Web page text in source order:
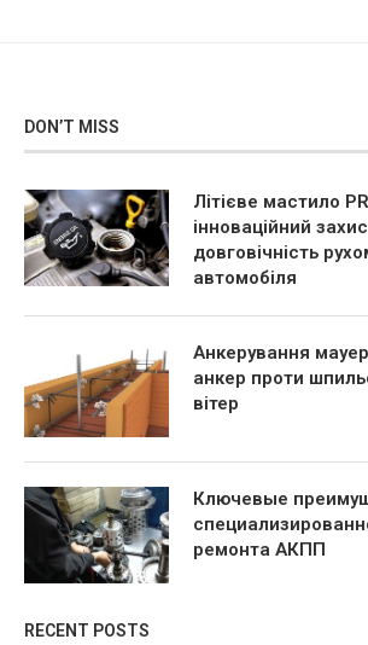
DON’T MISS
Літієве мастило
інноваційний
довговічність
автомобіля
Анкерування
анкер проти
вітер
Ключевые
ремонта АКПП
RECENT POSTS